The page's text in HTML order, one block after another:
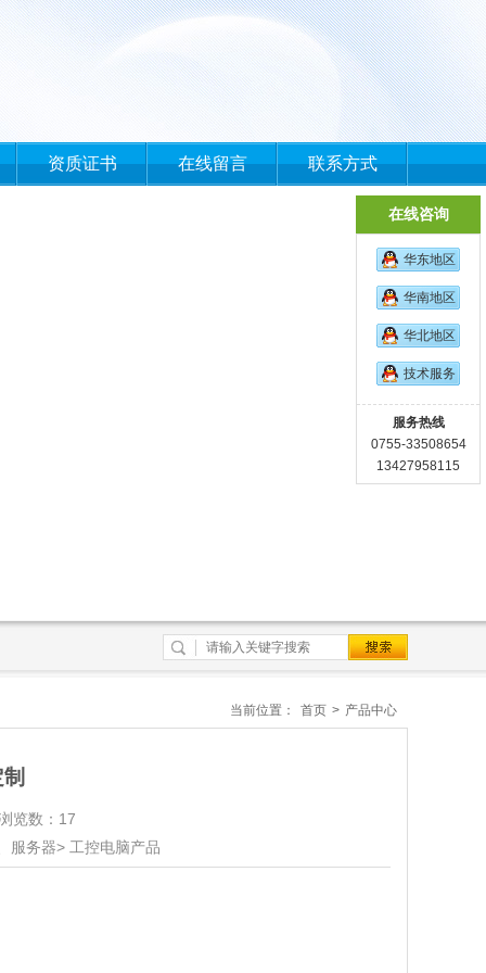
资质证书 在线留言 联系方式
当前位置： 首页 > 产品中心
览数：17
服务器> 工控电脑产品
在线咨询
华东地区
华南地区
华北地区
技术服务
服务热线
0755-33508654
13427958115